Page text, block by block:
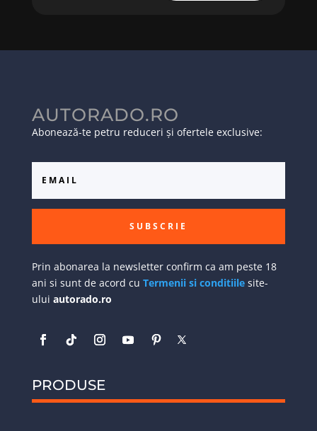
AUTORADO.RO
Abonează-te petru reduceri și ofertele exclusive:
SUBSCRIE
Prin abonarea la newsletter confirm ca am peste 18
ani si sunt de acord cu Termenii si conditiilesite-
ului autorado.ro
PRODUSE